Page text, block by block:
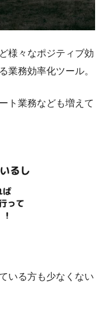
様々なポジティブ効
業務効率化ツール。
ト業務なども増えて
いる方も少なくない